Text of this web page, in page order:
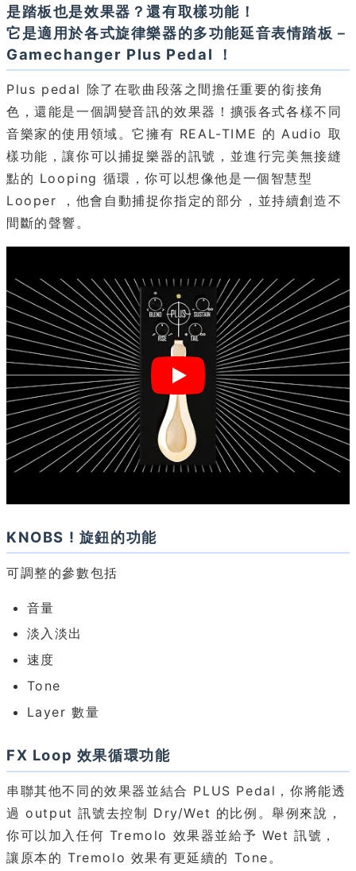
是踏板也是效果器？還有取樣功能！
它是適用於各式旋律樂器的多功能延音表情踏板－
Gamechanger Plus Pedal ！
Plus pedal 除了在歌曲段落之間擔任重要的銜接角
色，還能是一個調變音訊的效果器！擴張各式各樣不同
音樂家的使用領域。它擁有 REAL-TIME 的 Audio 取
樣功能，讓你可以捕捉樂器的訊號，並進行完美無接縫
點的 Looping 循環，你可以想像他是一個智慧型
Looper ，他會自動捕捉你指定的部分，並持續創造不
間斷的聲響。
KNOBS ! 旋鈕的功能
可調整的參數包括
音量
淡入淡出
速度
Tone
Layer 數量
FX Loop 效果循環功能
串聯其他不同的效果器並結合 PLUS Pedal，你將能透
過 output 訊號去控制 Dry/Wet 的比例。舉例來說，
你可以加入任何 Tremolo 效果器並給予 Wet 訊號，
讓原本的 Tremolo 效果有更延續的 Tone。